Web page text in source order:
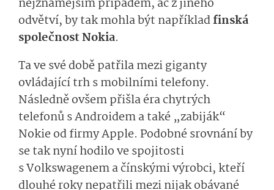
odvětví, by tak mohla být napříkladfinská
společnost Nokia.
Ta ve své době patřila mezi giganty
ovládající trh s mobilními telefony.
Následně ovšem přišla éra chytrých
telefonů s Androidem a také „zabiják“
Nokie od firmy Apple. Podobné srovnání by
se tak nyní hodilo ve spojitosti
s Volkswagenem a čínskými výrobci, kteří
dlouhé roky nepatřili mezi nijak obávané